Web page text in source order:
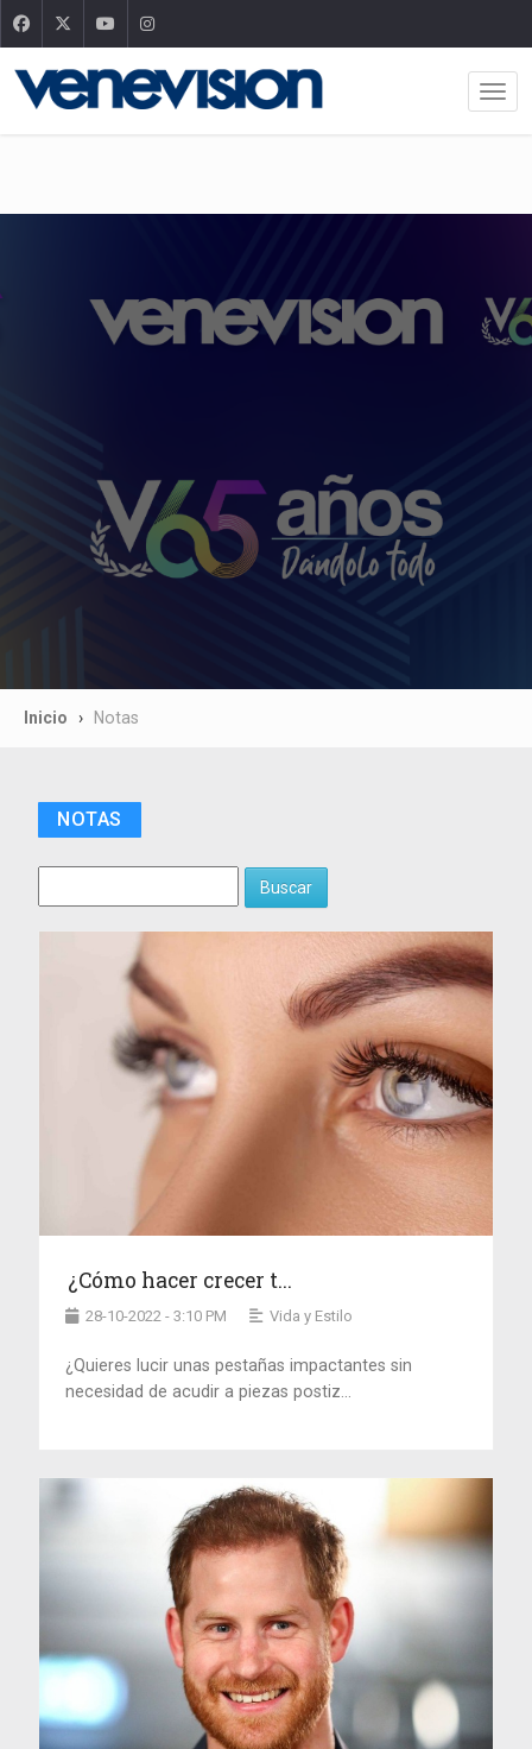
Inicio Notas
NOTAS
Buscar
¿Cómo hacer crecer t...
28-10-2022 - 3:10 PM Vida y Estilo
¿Quieres lucir unas pestañas impactantes sin
necesidad de acudir a piezas postiz...